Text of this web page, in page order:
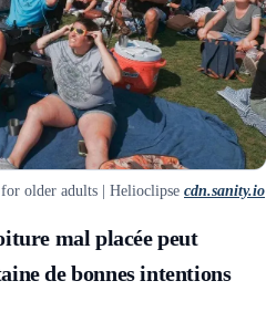
older adults | Helioclipse cdn.sanity.io
mal placée peut
de bonnes intentions